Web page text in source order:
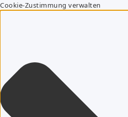
Cookie-Zustimmung verwalten